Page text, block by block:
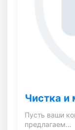
Чистка и
Пусть ваши
предлагаем…